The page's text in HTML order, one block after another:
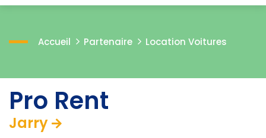
Accueil Partenaire Location Voitures
Pro Rent
Jarry